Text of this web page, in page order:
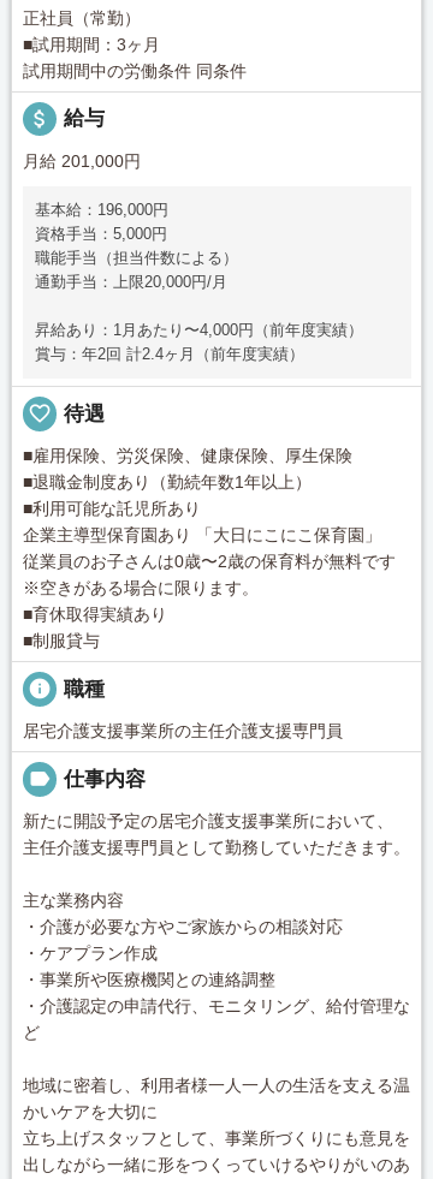
正社員（常勤）
■試用期間：3ヶ月
試用期間中の労働条件 同条件
attach_money 給与
月給 201,000円
基本給：196,000円
資格手当：5,000円
職能手当（担当件数による）
通勤手当：上限20,000円/月
昇給あり：1月あたり〜4,000円（前年度実績）
賞与：年2回 計2.4ヶ月（前年度実績）
favorite_border 待遇
■雇用保険、労災保険、健康保険、厚生保険
■退職金制度あり（勤続年数1年以上）
■利用可能な託児所あり
企業主導型保育園あり 「大日にこにこ保育園」
従業員のお子さんは0歳〜2歳の保育料が無料です
※空きがある場合に限ります。
■育休取得実績あり
■制服貸与
info 職種
居宅介護支援事業所の主任介護支援専門員
label 仕事内容
新たに開設予定の居宅介護支援事業所において、
主任介護支援専門員として勤務していただきます。
主な業務内容
・介護が必要な方やご家族からの相談対応
・ケアプラン作成
・事業所や医療機関との連絡調整
・介護認定の申請代行、モニタリング、給付管理な
ど
地域に密着し、利用者様一人一人の生活を支える温
かいケアを大切に
立ち上げスタッフとして、事業所づくりにも意見を
出しながら一緒に形をつくっていけるやりがいのあ